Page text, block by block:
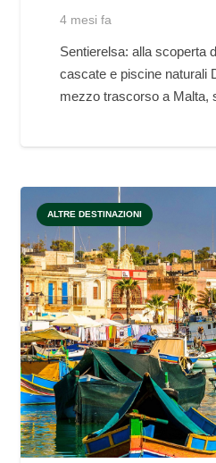
4 mesi fa
Sentierelsa: alla scoperta
cascate e piscine naturali
mezzo trascorso a Malta,
ALTRE DESTINAZIONI